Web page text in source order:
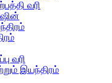
வரி
வரி
இயந்திரம்